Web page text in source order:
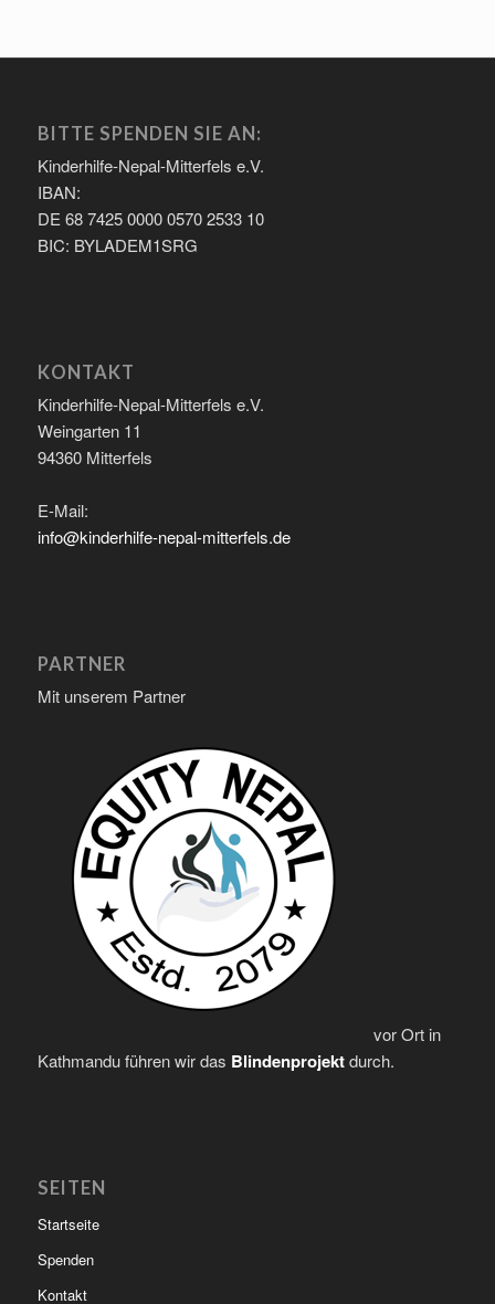
BITTE SPENDEN SIE AN:
Kinderhilfe-Nepal-Mitterfels e.V.
IBAN:
DE 68 7425 0000 0570 2533 10
BIC: BYLADEM1SRG
KONTAKT
Kinderhilfe-Nepal-Mitterfels e.V.
Weingarten 11
94360 Mitterfels
E-Mail:
info@kinderhilfe-nepal-mitterfels.de
PARTNER
Mit unserem Partner
vor Ort in
Kathmandu führen wir das Blindenprojektdurch.
SEITEN
Startseite
Spenden
Kontakt